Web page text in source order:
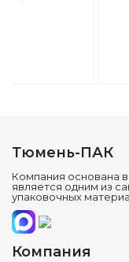
Тюмень-ПАК
Компания основана
является одним из
упаковочных
Компания